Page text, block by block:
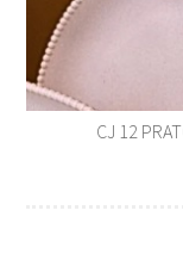
CJ 12